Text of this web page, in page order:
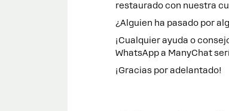
restaurado con nuestra
¿Alguien ha pasado por
¡Cualquier ayuda o
WhatsApp a ManyChat
¡Gracias por adelantado!